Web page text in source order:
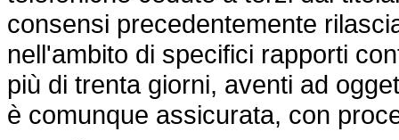
consensi precedentemente
nell'ambito di specifici rapporti
più di trenta giorni, aventi ad
è comunque assicurata, con